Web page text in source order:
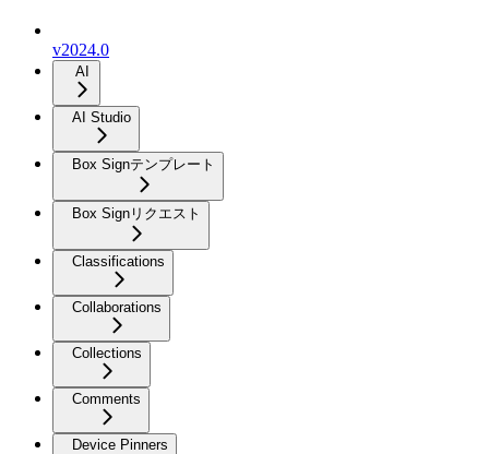
v2024.0
AI
AI Studio
Box Signテンプレート
Box Signリクエスト
Classifications
Collaborations
Collections
Comments
Device Pinners